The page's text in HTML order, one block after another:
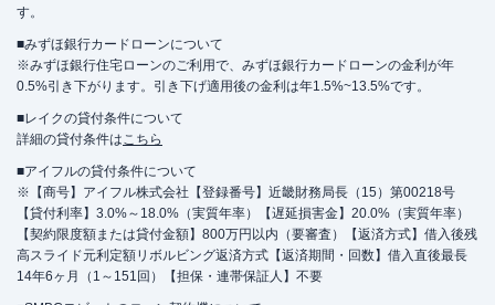
す。
■みずほ銀行カードローンについて
※みずほ銀行住宅ローンのご利用で、みずほ銀行カードローンの金利が年
0.5%引き下がります。引き下げ適用後の金利は年1.5%~13.5%です。
■レイクの貸付条件について
詳細の貸付条件はこちら
■アイフルの貸付条件について
※【商号】アイフル株式会社【登録番号】近畿財務局長（15）第00218号
【貸付利率】3.0%～18.0%（実質年率）【遅延損害金】20.0%（実質年率）
【契約限度額または貸付金額】800万円以内（要審査）【返済方式】借入後残
高スライド元利定額リボルビング返済方式【返済期間・回数】借入直後最長
14年6ヶ月（1～151回）【担保・連帯保証人】不要